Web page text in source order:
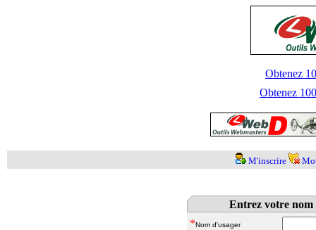
Obtenez
Obtenez
M'inscrire
Entrez votre nom
*Nom d'usager